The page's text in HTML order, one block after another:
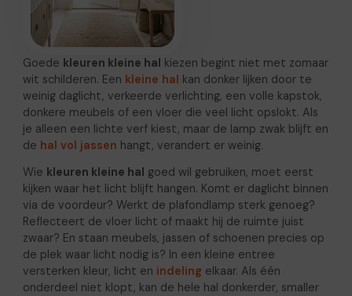
Goede kleuren kleine hal kiezen begint niet met zomaar
wit schilderen. Een kleine hal kan donker lijken door te
weinig daglicht, verkeerde verlichting, een volle kapstok,
donkere meubels of een vloer die veel licht opslokt. Als
je alleen een lichte verf kiest, maar de lamp zwak blijft en
de hal vol jassen hangt, verandert er weinig.
Wie kleuren kleine hal goed wil gebruiken, moet eerst
kijken waar het licht blijft hangen. Komt er daglicht binnen
via de voordeur? Werkt de plafondlamp sterk genoeg?
Reflecteert de vloer licht of maakt hij de ruimte juist
zwaar? En staan meubels, jassen of schoenen precies op
de plek waar licht nodig is? In een kleine entree
versterken kleur, licht en indeling elkaar. Als één
onderdeel niet klopt, kan de hele hal donkerder, smaller